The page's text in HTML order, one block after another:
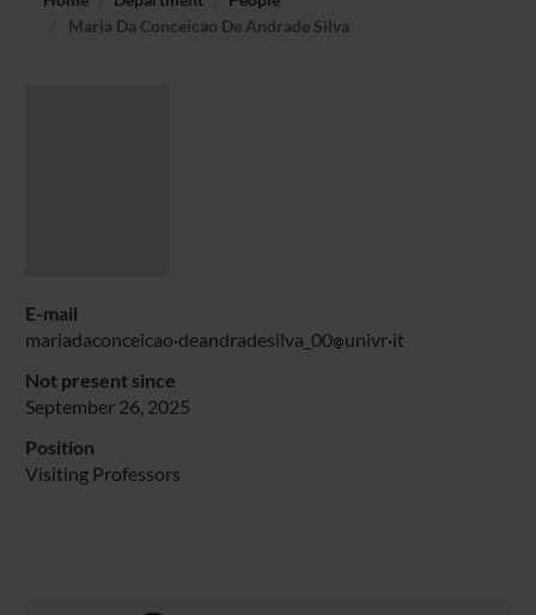
Maria Da Conceicao De Andrade Silva
E-mail
mariadaconceicao deandradesilva_00 univr it
Not present since
September 26, 2025
Position
Visiting Professors